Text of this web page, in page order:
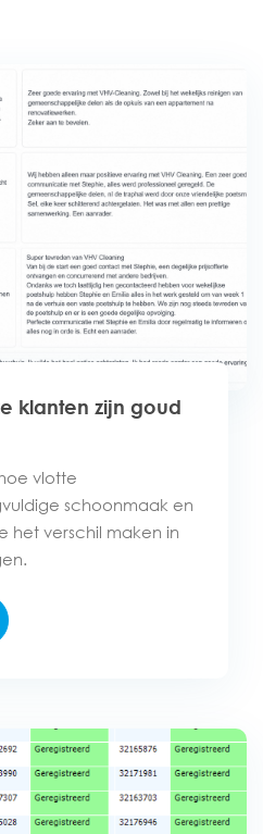
klanten zijn goud
vlotte
schoonmaak en
het verschil maken in